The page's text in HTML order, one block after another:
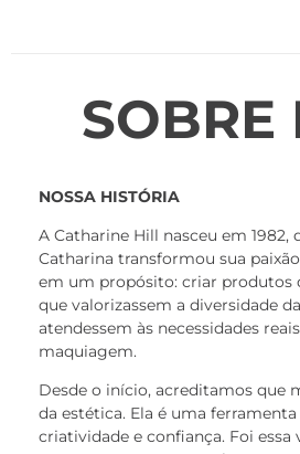
SOBRE
NOSSA HISTÓRIA
A Catharine Hill nasceu em 1982,
Catharina transformou sua
em um propósito: criar produtos
que valorizassem a diversidade
atendessem às necessidades
maquiagem.
Desde o início, acreditamos que
da estética. Ela é uma ferramenta
criatividade e confiança. Foi essa